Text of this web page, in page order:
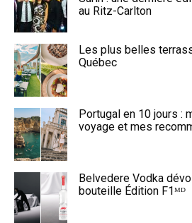
au Ritz-Carlton
Les plus belles
Québec
Portugal en 10 jours :
voyage et mes
Belvedere Vodka
bouteille Édition F1ᴹᴰ